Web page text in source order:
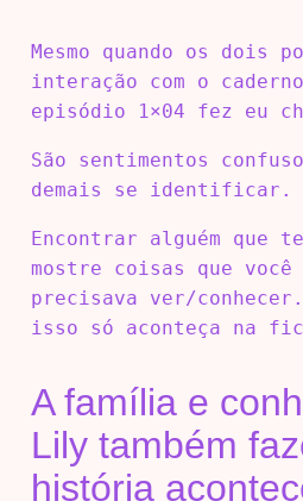
Mesmo quando os dois
interação com o
episódio 1×04 fez eu
São sentimentos
demais se identificar.
Encontrar alguém que
mostre coisas que você
precisava ver/conhecer.
isso só aconteça na
A família e
Lily também
história